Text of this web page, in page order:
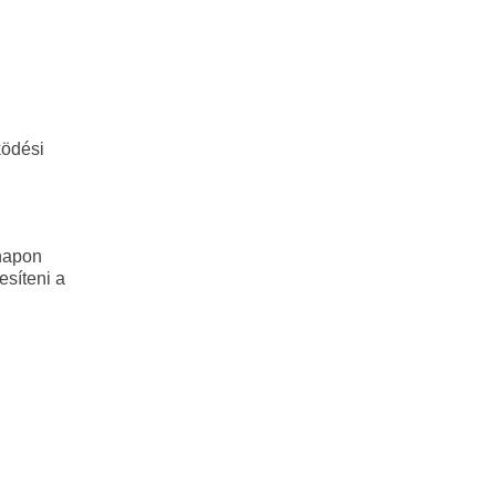
a